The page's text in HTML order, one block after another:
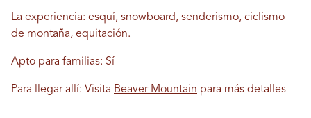
La experiencia: esquí, snowboard, senderismo, ciclismo
de montaña, equitación.
Apto para familias: Sí
Para llegar allí: Visita Beaver Mountain para más detalles